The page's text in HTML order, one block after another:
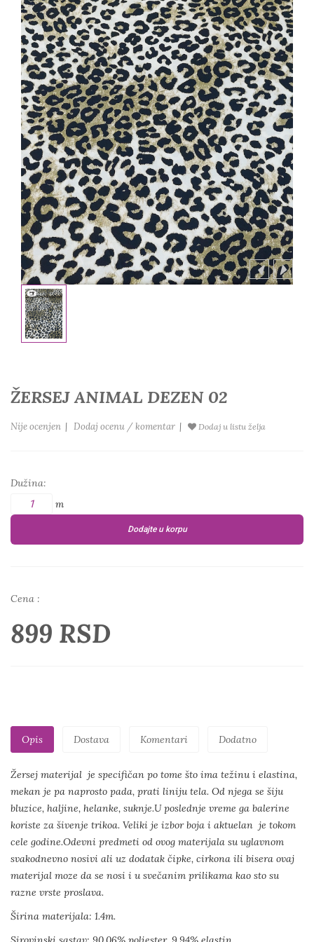
ŽERSEJ ANIMAL DEZEN 02
Nije ocenjen | Dodaj ocenu / komentar | Dodaj u listu želja
Dužina:
m
Dodajte u korpu
Cena :
899 RSD
Opis Dostava Komentari Dodatno
Žersej materijal je specifičan po tome što ima težinu i elastina,
mekan je pa naprosto pada, prati liniju tela. Od njega se šiju
bluzice, haljine, helanke, suknje.U poslednje vreme ga balerine
koriste za šivenje trikoa. Veliki je izbor boja i aktuelan je tokom
cele godine.Odevni predmeti od ovog materijala su uglavnom
svakodnevno nosivi ali uz dodatak čipke, cirkona ili bisera ovaj
materijal moze da se nosi i u svečanim prilikama kao sto su
razne vrste proslava.
Širina materijala: 1.4m.